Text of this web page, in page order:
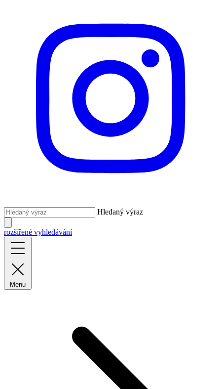
Hledaný výraz
rozšířené vyhledávání
Menu